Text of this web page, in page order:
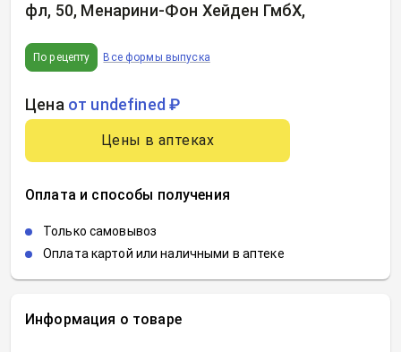
Информация о товаре
фл, 50, Менарини-Фон Хейден ГмбХ,
По рецепту Все формы выпуска
Цена от undefined ₽
Цены в аптеках
Оплата и способы получения
Только самовывоз
Оплата картой или наличными в аптеке